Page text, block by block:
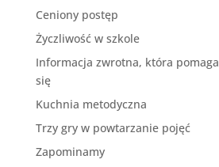
Ceniony postęp
Życzliwość w szkole
Informacja zwrotna, która
się
Kuchnia metodyczna
Trzy gry w powtarzanie pojęć
Zapominamy